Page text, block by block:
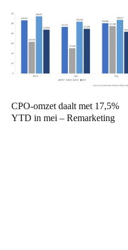
CPO-omzet daalt met 17,5%
YTD in mei – Remarketing